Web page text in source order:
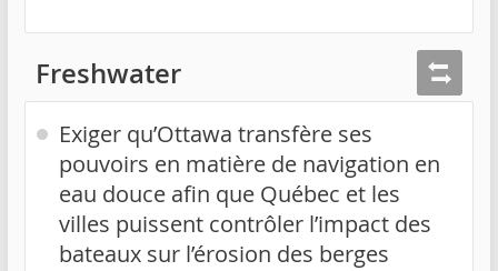
Freshwater
Exiger qu’Ottawa transfère ses
pouvoirs en matière de navigation en
eau douce afin que Québec et les
villes puissent contrôler l’impact des
bateaux sur l’érosion des berges